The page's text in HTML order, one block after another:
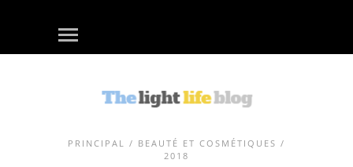
PRINCIPAL / BEAUTÉ ET COSMÉTIQUES /
2018